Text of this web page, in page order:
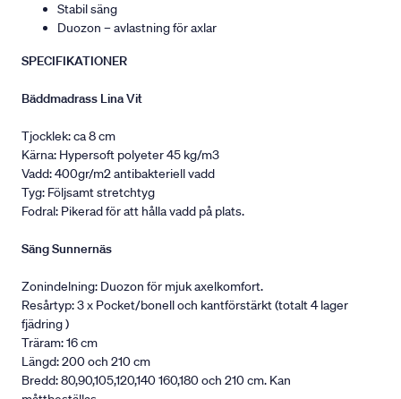
Stabil säng
Duozon – avlastning för axlar
SPECIFIKATIONER
Bäddmadrass Lina Vit
Tjocklek: ca 8 cm
Kärna: Hypersoft polyeter 45 kg/m3
Vadd: 400gr/m2 antibakteriell vadd
Tyg: Följsamt stretchtyg
Fodral: Pikerad för att hålla vadd på plats.
Säng Sunnernäs
Zonindelning: Duozon för mjuk axelkomfort.
Resårtyp: 3 x Pocket/bonell och kantförstärkt (totalt 4 lager
fjädring )
Träram: 16 cm
Längd: 200 och 210 cm
Bredd: 80,90,105,120,140 160,180 och 210 cm. Kan